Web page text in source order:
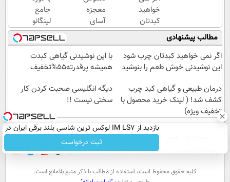
کرم
آلمانی(45%تخفیف)
بدون
عوارض)
با کرم
جوانساز
جلبک(50%
تخفیف)
خواهید
کبدتان
چرب
شود این
نوشیدنی
خوش
بنوشید
معجزه
آسای
پاکسازی
کبد با
تخفیف
ویژه
جامع
لینگانو
از این
به بعد
انگلیسی
صحبت
مطالب پیشنهادی
اگر نمی خواهید کبدتان چرب شود
این نوشیدنی خوش طعم را بنوشید
با این نوشیدنی گیاهی کبدت
همیشه پرقدرته55%تخفیف
درمان طبیعی و گیاهی کبد چرب
کشف شد! ( لینک خرید محصول با
تخفیف ویژه)
دیگه انگلیسی صحبت کردن کار
سختی نیست !!
بازدید از IM LS7 لوکس ترین شاسی بلند برقی ایران در
باشگاه انقلاب
ثبت درخواست عصر ایران۲ درباره عصرایران تماس با ما
آب و هوا اوقات شرعی سواد زندگی
كليه حقوق محفوظ است، استفاده از مطالب با ذكر منبع بلامانع است.